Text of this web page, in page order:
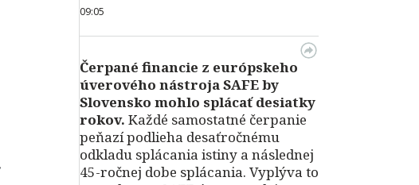
09:05
Čerpané financie z európskeho
úverového nástroja SAFE by
Slovensko mohlo splácať desiatky
rokov. Každé samostatné čerpanie
peňazí podlieha desaťročnému
odkladu splácania istiny a následnej
45-ročnej dobe splácania. Vyplýva to